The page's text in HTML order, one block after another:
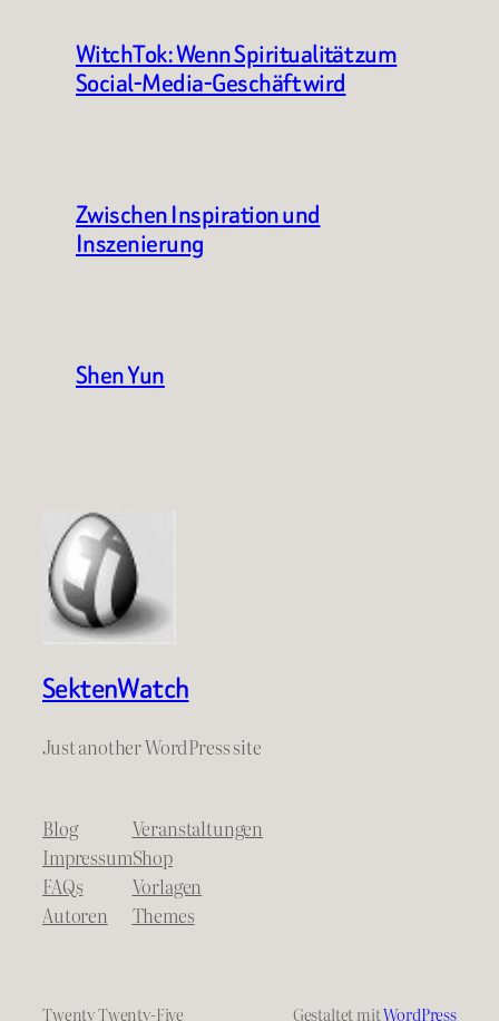
WitchTok: Wenn Spiritualität zum
Social-Media-Geschäft wird
Zwischen Inspiration und
Inszenierung
Shen Yun
SektenWatch
Just another WordPress site
Blog
Impressum
FAQs
Autoren
Veranstaltungen
Shop
Vorlagen
Themes
Twenty Twenty-Five Gestaltet mitWordPress